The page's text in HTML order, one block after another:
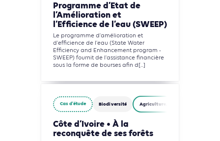
Programme d’Etat de
l’Amélioration et
l’Efficience de l’eau (SWEEP)
Le programme d'amélioration et
d'efficience de l'eau (State Water
Efficiency and Enhancement program -
SWEEP) fournit de l'assistance financière
sous la forme de bourses afin d[...]
Cas d'étude Biodiversité Agriculture, Foresterie et Usages
Côte d’Ivoire • À la
reconquête de ses forêts